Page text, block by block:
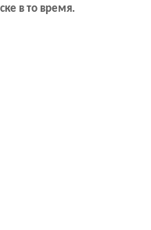
в то время.